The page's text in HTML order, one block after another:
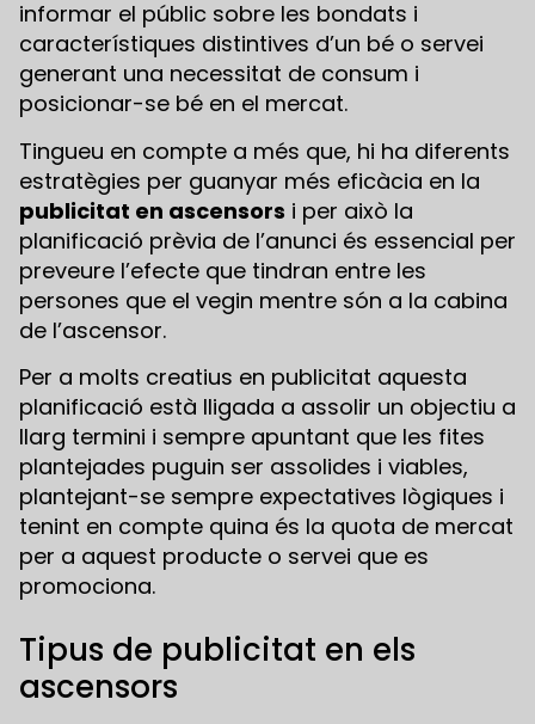
informar el públic sobre les bondats i
característiques distintives d’un bé o servei
generant una necessitat de consum i
posicionar-se bé en el mercat.
Tingueu en compte a més que, hi ha diferents
estratègies per guanyar més eficàcia en la
publicitat en ascensors i per això la
planificació prèvia de l’anunci és essencial per
preveure l’efecte que tindran entre les
persones que el vegin mentre són a la cabina
de l’ascensor.
Per a molts creatius en publicitat aquesta
planificació està lligada a assolir un objectiu a
llarg termini i sempre apuntant que les fites
plantejades puguin ser assolides i viables,
plantejant-se sempre expectatives lògiques i
tenint en compte quina és la quota de mercat
per a aquest producte o servei que es
promociona.
Tipus de publicitat en els
ascensors